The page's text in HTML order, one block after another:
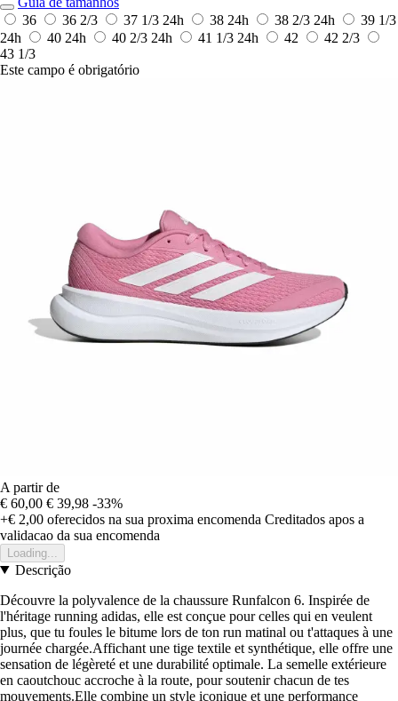
36
36 2/3 37 1/3 24h 38 24h 38 2/3 24h
39 1/3
24h
40 24h 40 2/3 24h 41 1/3 24h 42
42 2/3
43 1/3
Este campo é obrigatório
A partir de
€ 60,00 € 39,98 -33%
+€ 2,00 oferecidos na sua proxima encomenda Creditados apos a
validacao da sua encomenda
Loading...
Descrição
Découvre la polyvalence de la chaussure Runfalcon 6. Inspirée de
l'héritage running adidas, elle est conçue pour celles qui en veulent
plus, que tu foules le bitume lors de ton run matinal ou t'attaques à une
journée chargée.Affichant une tige textile et synthétique, elle offre une
sensation de légèreté et une durabilité optimale. La semelle extérieure
en caoutchouc accroche à la route, pour soutenir chacun de tes
mouvements.Elle combine un style iconique et une performance